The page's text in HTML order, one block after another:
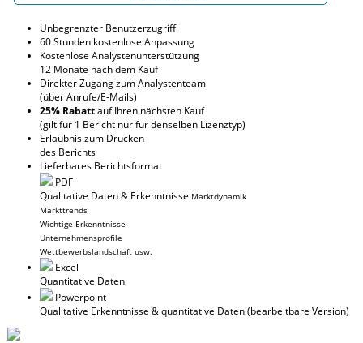
Unbegrenzter Benutzerzugriff
60 Stunden kostenlose Anpassung
Kostenlose Analystenunterstützung
12 Monate nach dem Kauf
Direkter Zugang zum Analystenteam
(über Anrufe/E-Mails)
25% Rabattauf Ihren nächsten Kauf
(gilt für 1 Bericht nur für denselben Lizenztyp)
Erlaubnis zum Drucken
des Berichts
Lieferbares Berichtsformat
PDF
Qualitative Daten & Erkenntnisse Marktdynamik
Markttrends
Wichtige Erkenntnisse
Unternehmensprofile
Wettbewerbslandschaft usw.
Excel
Quantitative Daten
Powerpoint
Qualitative Erkenntnisse & quantitative Daten(bearbeitbare Version)